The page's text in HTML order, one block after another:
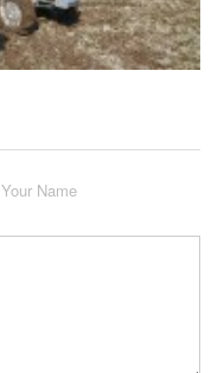
Your Name